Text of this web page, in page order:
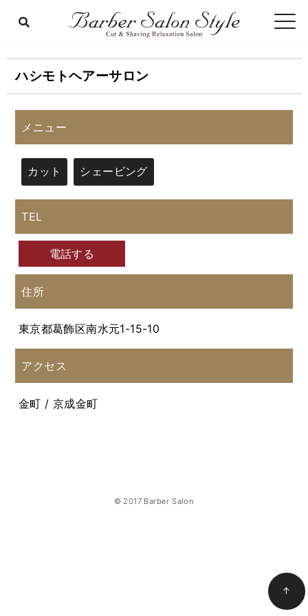
ハシモトヘアーサロン
メニュー
カット シェービング
TEL
電話する
住所
東京都葛飾区南水元1-15-10
アクセス
金町 / 京成金町
© 2017 Barber Salon
↑